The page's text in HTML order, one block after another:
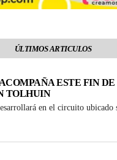
ÚLTIMOS ARTICULOS
ESTE FIN
TOLHUIN
en el circuito ubicado